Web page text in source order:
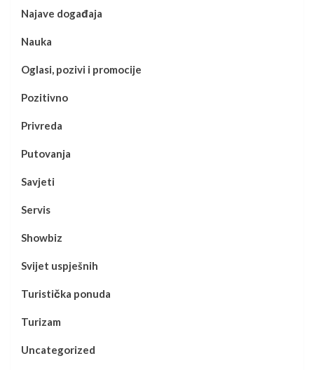
Najave događaja
Nauka
Oglasi, pozivi i promocije
Pozitivno
Privreda
Putovanja
Savjeti
Servis
Showbiz
Svijet uspješnih
Turistička ponuda
Turizam
Uncategorized